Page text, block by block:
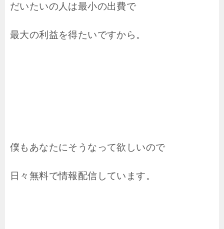
だいたいの人は最小の出費で
最大の利益を得たいですから。
僕もあなたにそうなって欲しいので
日々無料で情報配信しています。